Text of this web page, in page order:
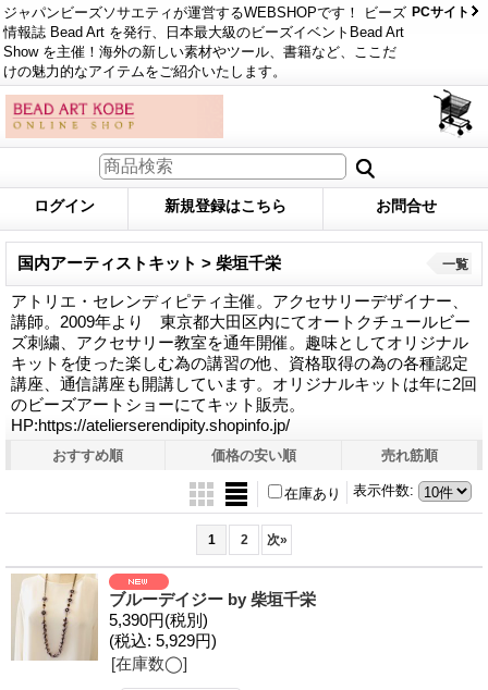
ジャパンビーズソサエティが運営するWEBSHOPです！ ビーズ
情報誌 Bead Art を発行、日本最大級のビーズイベントBead Art
Show を主催！海外の新しい素材やツール、書籍など、ここだ
けの魅力的なアイテムをご紹介いたします。
PCサイト
ログイン 新規登録はこちら お問合せ
国内アーティストキット > 柴垣千栄
アトリエ・セレンディピティ主催。アクセサリーデザイナー、
講師。2009年より 東京都大田区内にてオートクチュールビー
ズ刺繍、アクセサリー教室を通年開催。趣味としてオリジナル
キットを使った楽しむ為の講習の他、資格取得の為の各種認定
講座、通信講座も開講しています。オリジナルキットは年に2回
のビーズアートショーにてキット販売。
HP:https://atelierserendipity.shopinfo.jp/
一覧
おすすめ順 価格の安い順 売れ筋順
表示件数:
在庫あり
1 2 次»
ブルーデイジー by 柴垣千栄
5,390円(税別)
(税込: 5,929円)
[在庫数◯]